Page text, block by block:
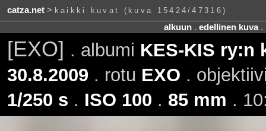
catza.net> kaikki kuvat (kuva 15424/47316)
alkuun. edellinen kuva.
[EXO] . albumi KES-KIS ry:n
30.8.2009 . rotu EXO .
1/250 s . ISO 100 . 85 mm .